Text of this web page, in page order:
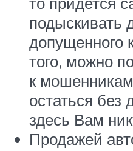
подыскивать
допущенного
того, можно
к
остаться без
здесь Вам
Продажей